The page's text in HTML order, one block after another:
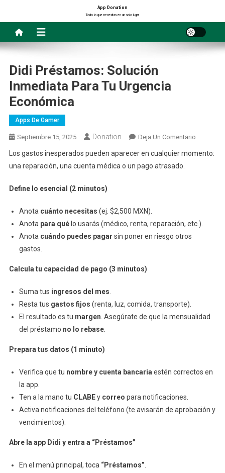
contenido
App Donation
Todo lo que necesitas en un solo lugar
Didi Préstamos: Solución
Inmediata Para Tu Urgencia
Económica
Apps De Gamer
Septiembre 15, 2025 Donation Deja Un ComentarioEn
Los gastos inesperados pueden aparecer en cualquier momento:
una reparación, una cuenta médica o un pago atrasado.
Define lo esencial (2 minutos)
Anota cuánto necesitas (ej. $2,500 MXN).
Anota para quélo usarás (médico, renta, reparación, etc.).
Anota cuándo puedes pagar sin poner en riesgo otros
gastos.
Calcula tu capacidad de pago (3 minutos)
Suma tus ingresos del mes
Resta tus gastos fijos (renta, luz, comida, transporte).
El resultado es tu margen . Asegúrate de que la mensualidad
del préstamo no lo rebase.
Prepara tus datos (1 minuto)
Verifica que tu nombre y cuenta bancaria estén correctos en
la app.
Ten a la mano tu CLABEy correo para notificaciones.
Activa notificaciones del teléfono (te avisarán de aprobación y
vencimientos).
Abre la app Didi y entra a “Préstamos”
En el menú principal, toca “Préstamos”